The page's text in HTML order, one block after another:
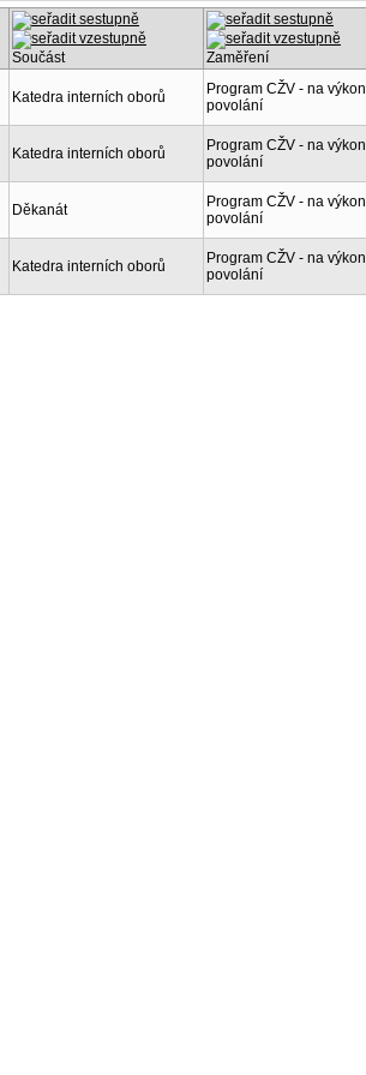
Součást Zaměření
Katedra interních oborů
Program CŽV - na výkon
povolání
Katedra interních oborů
Program CŽV - na výkon
povolání
Děkanát
Program CŽV - na výkon
povolání
Katedra interních oborů
Program CŽV - na výkon
povolání